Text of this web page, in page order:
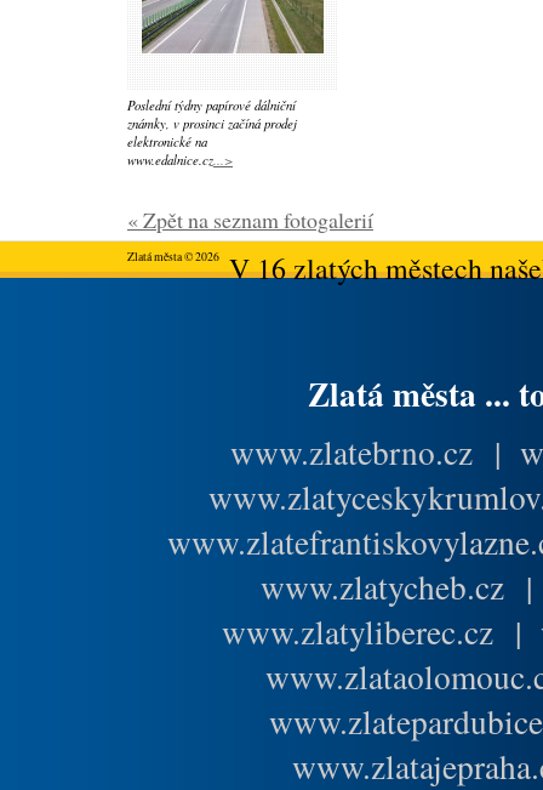
Poslední týdny papírové dálniční
známky, v prosinci začíná prodej
elektronické na
www.edalnice.cz...>
« Zpět na seznam fotogalerií
Zlatá města © 2026V 16 zlatých městech
Zlatá města ...
www.zlatebrno.cz |
www.zlatycheb.cz
www.zlatyliberec.cz |